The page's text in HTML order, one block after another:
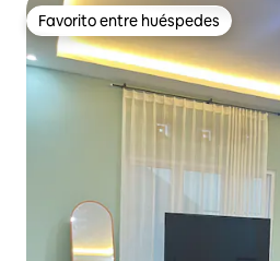
Favorito entre huéspedes
Favorito entre huéspedes